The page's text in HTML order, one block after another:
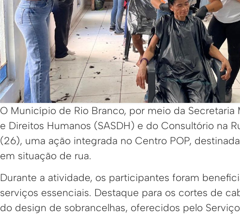
O Município de Rio Branco, por meio da Secretaria
e Direitos Humanos (SASDH) e do Consultório na
(26), uma ação integrada no Centro POP,
em situação de rua.
Durante a atividade, os participantes foram
serviços essenciais. Destaque para os cortes de
do design de sobrancelhas, oferecidos pelo